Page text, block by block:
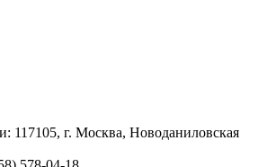
117105, г. Москва, Новоданиловская